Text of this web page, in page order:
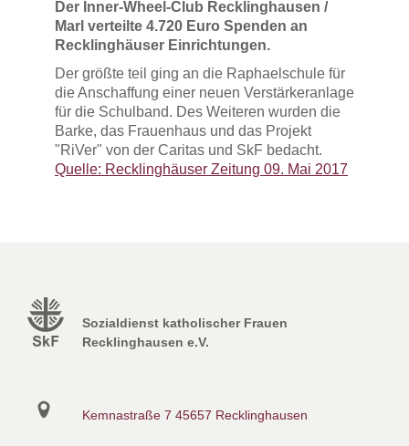
Der Inner-Wheel-Club Recklinghausen /
Marl verteilte 4.720 Euro Spenden an
Recklinghäuser Einrichtungen.
Der größte teil ging an die Raphaelschule für
die Anschaffung einer neuen Verstärkeranlage
für die Schulband. Des Weiteren wurden die
Barke, das Frauenhaus und das Projekt
"RiVer" von der Caritas und SkF bedacht.
Quelle: Recklinghäuser Zeitung 09. Mai 2017
Sozialdienst katholischer Frauen
Recklinghausen e.V.
Kemnastraße 7 45657 Recklinghausen